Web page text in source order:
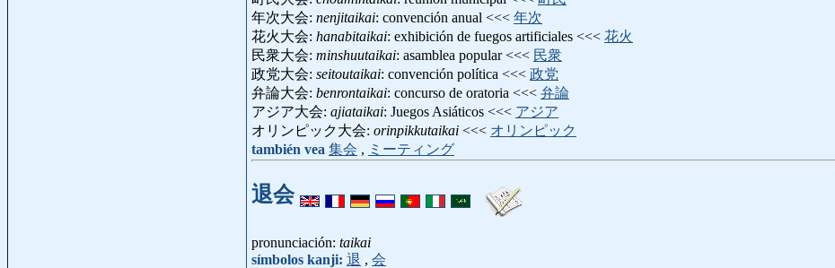
年次大会: nenjitaikai: convención anual <<< 年次
花火大会: hanabitaikai: exhibición de fuegos artificiales <<< 花火
民衆大会: minshuutaikai: asamblea popular <<< 民衆
政党大会: seitoutaikai: convención política <<< 政党
弁論大会: benrontaikai: concurso de oratoria <<< 弁論
アジア大会: ajiataikai: Juegos Asiáticos <<< アジア
オリンピック大会: orinpikkutaikai <<< オリンピック
también vea 集会 , ミーティング
退会
pronunciación: taikai
símbolos kanji: 退 , 会